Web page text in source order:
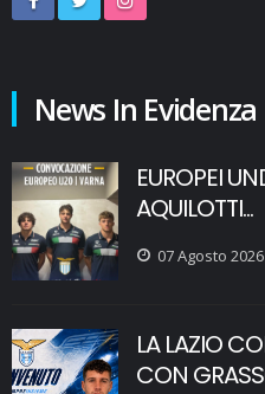
News In Evidenza
EUROPEI
AQUILOTTI...
07 Agosto 2026
LA LAZIO
CON